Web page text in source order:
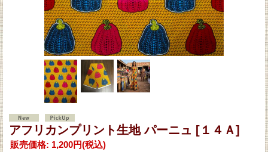
アフリカンプリント生地 パーニュ [１４Ａ]
販売価格: 1,200円(税込)